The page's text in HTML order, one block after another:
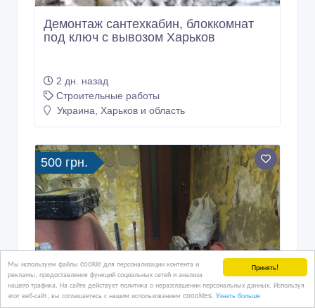
Принять!
Мы используем файлы cookie для персонализации контента и
рекламы, предоставления функций социальных сетей и анализа
нашего трафика. На сайте действует политика о неразглашении персональных данных. Используя
этот веб-сайт, вы соглашаетесь с нашим использованием coookies. Узнать больше
Демонтаж сантехкабин, блоккомнат
под ключ с вывозом Харьков
2 дн. назад
Строительные работы
Украина, Харьков и область
500 грн.